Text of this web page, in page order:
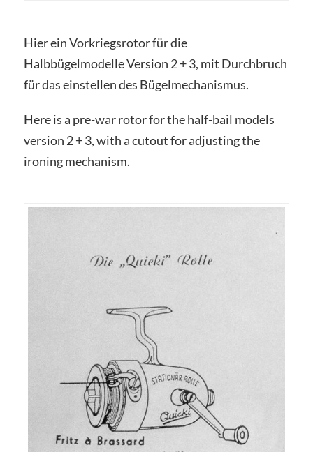
Hier ein Vorkriegsrotor für die
Halbbügelmodelle Version 2 + 3, mit Durchbruch
für das einstellen des Bügelmechanismus.
Here is a pre-war rotor for the half-bail models
version 2 + 3, with a cutout for adjusting the
ironing mechanism.